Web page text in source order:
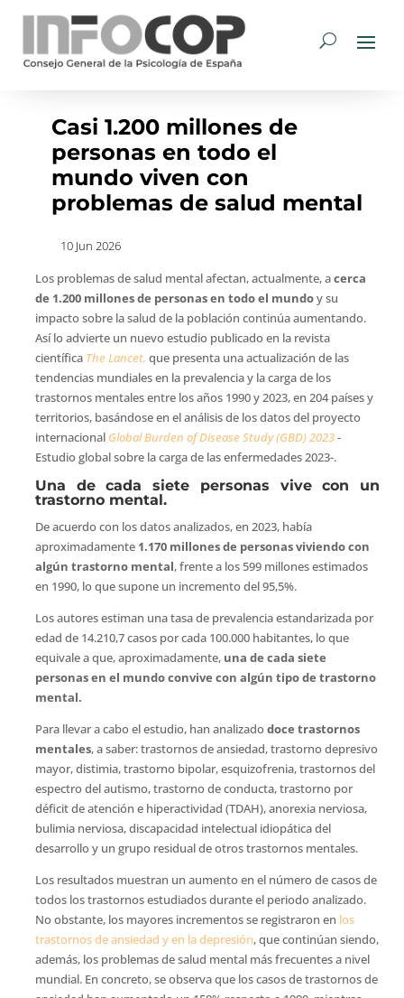
Casi 1.200 millones de
personas en todo el
mundo viven con
problemas de salud mental
10 Jun 2026
Los problemas de salud mental afectan, actualmente, acerca
de 1.200 millones de personas en todo el mundoy su
impacto sobre la salud de la población continúa aumentando.
Así lo advierte un nuevo estudio publicado en la revista
científica The Lancet, que presenta una actualización de las
tendencias mundiales en la prevalencia y la carga de los
trastornos mentales entre los años 1990 y 2023, en 204 países y
territorios, basándose en el análisis de los datos del proyecto
internacional Global Burden of Disease Study (GBD) 2023-
Estudio global sobre la carga de las enfermedades 2023-.
Una de cada siete personas vive con un
trastorno mental.
De acuerdo con los datos analizados, en 2023, había
aproximadamente 1.170 millones de personas viviendo con
algún trastorno mental, frente a los 599 millones estimados
en 1990, lo que supone un incremento del 95,5%.
Los autores estiman una tasa de prevalencia estandarizada por
edad de 14.210,7 casos por cada 100.000 habitantes, lo que
equivale a que, aproximadamente, una de cada siete
personas en el mundo convive con algún tipo de trastorno
mental.
Para llevar a cabo el estudio, han analizadodoce trastornos
mentales, a saber: trastornos de ansiedad, trastorno depresivo
mayor, distimia, trastorno bipolar, esquizofrenia, trastornos del
espectro del autismo, trastorno de conducta, trastorno por
déficit de atención e hiperactividad (TDAH), anorexia nerviosa,
bulimia nerviosa, discapacidad intelectual idiopática del
desarrollo y un grupo residual de otros trastornos mentales.
Los resultados muestran un aumento en el número de casos de
todos los trastornos estudiados durante el periodo analizado.
No obstante, los mayores incrementos se registraron en los
trastornos de ansiedad y en la depresión, que continúan siendo,
además, los problemas de salud mental más frecuentes a nivel
mundial. En concreto, se observa que los casos de trastornos de